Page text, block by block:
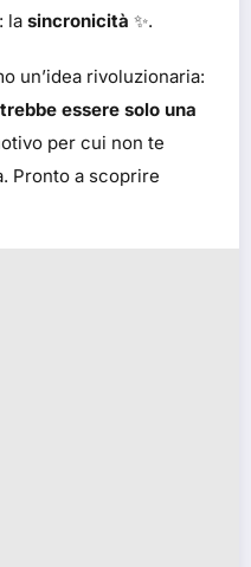
la sincronicità ✨.
un’idea rivoluzionaria:
essere solo una
per cui non te
Pronto a scoprire